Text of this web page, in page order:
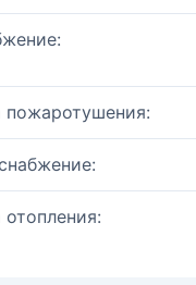
пожаротушения: